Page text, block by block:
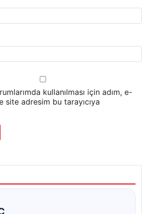
kullanılması için adım, e-
site adresim bu tarayıcıya